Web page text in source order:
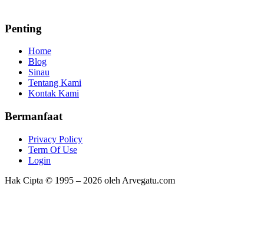
Penting
Home
Blog
Sinau
Tentang Kami
Kontak Kami
Bermanfaat
Privacy Policy
Term Of Use
Login
Hak Cipta © 1995 – 2026 oleh Arvegatu.com